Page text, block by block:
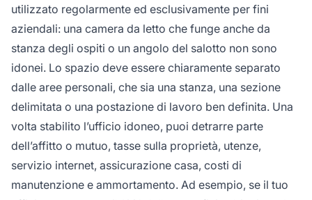
utilizzato regolarmente ed esclusivamente per fini
aziendali: una camera da letto che funge anche da
stanza degli ospiti o un angolo del salotto non sono
idonei. Lo spazio deve essere chiaramente separato
dalle aree personali, che sia una stanza, una sezione
delimitata o una postazione di lavoro ben definita. Una
volta stabilito l’ufficio idoneo, puoi detrarre parte
dell’affitto o mutuo, tasse sulla proprietà, utenze,
servizio internet, assicurazione casa, costi di
manutenzione e ammortamento. Ad esempio, se il tuo